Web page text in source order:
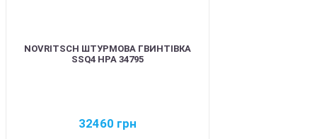
NOVRITSCH ШТУРМОВА ГВИНТІВКА
SSQ4 HPA 34795
32460 грн